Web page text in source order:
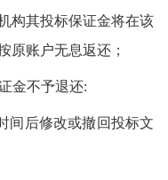
构其投标保证金将在该
原账户无息返还；
金不予退还:
间后修改或撤回投标文